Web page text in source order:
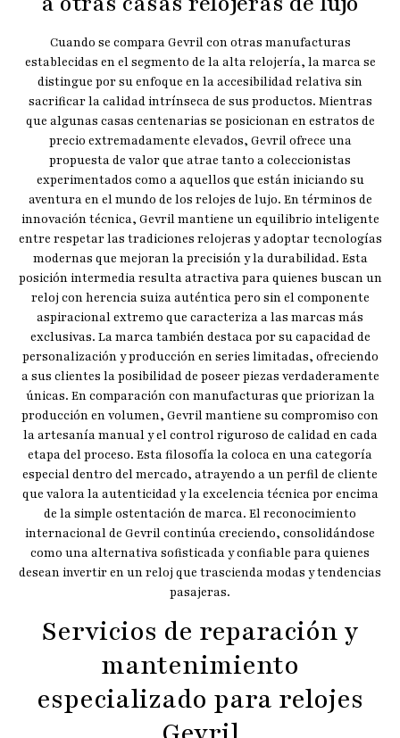
Cuando se compara Gevril con otras manufacturas
establecidas en el segmento de la alta relojería, la marca se
distingue por su enfoque en la accesibilidad relativa sin
sacrificar la calidad intrínseca de sus productos. Mientras
que algunas casas centenarias se posicionan en estratos de
precio extremadamente elevados, Gevril ofrece una
propuesta de valor que atrae tanto a coleccionistas
experimentados como a aquellos que están iniciando su
aventura en el mundo de los relojes de lujo. En términos de
innovación técnica, Gevril mantiene un equilibrio inteligente
entre respetar las tradiciones relojeras y adoptar tecnologías
modernas que mejoran la precisión y la durabilidad. Esta
posición intermedia resulta atractiva para quienes buscan un
reloj con herencia suiza auténtica pero sin el componente
aspiracional extremo que caracteriza a las marcas más
exclusivas. La marca también destaca por su capacidad de
personalización y producción en series limitadas, ofreciendo
a sus clientes la posibilidad de poseer piezas verdaderamente
únicas. En comparación con manufacturas que priorizan la
producción en volumen, Gevril mantiene su compromiso con
la artesanía manual y el control riguroso de calidad en cada
etapa del proceso. Esta filosofía la coloca en una categoría
especial dentro del mercado, atrayendo a un perfil de cliente
que valora la autenticidad y la excelencia técnica por encima
de la simple ostentación de marca. El reconocimiento
internacional de Gevril continúa creciendo, consolidándose
como una alternativa sofisticada y confiable para quienes
desean invertir en un reloj que trascienda modas y tendencias
pasajeras.
Servicios de reparación y
mantenimiento
especializado para relojes